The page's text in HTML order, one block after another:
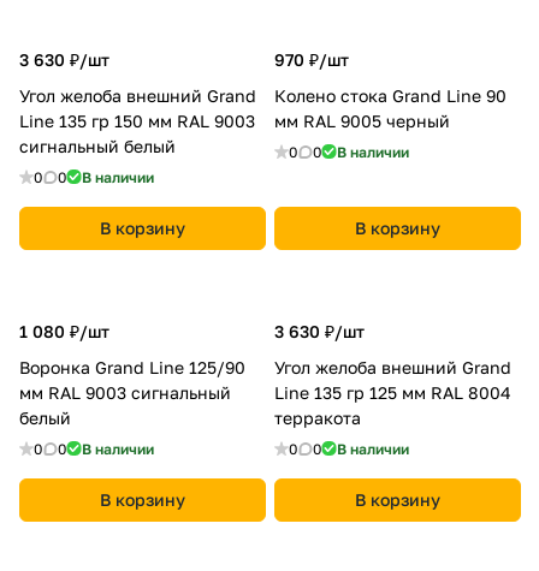
3 630 ₽/шт
Угол желоба внешний Grand
Line 135 гр 150 мм RAL 9003
сигнальный белый
0 0 В наличии
В корзину
970 ₽/шт
Колено стока Grand Line 90
мм RAL 9005 черный
0 0 В наличии
В корзину
1 080 ₽/шт
Воронка Grand Line 125/90
мм RAL 9003 сигнальный
белый
0 0 В наличии
В корзину
3 630 ₽/шт
Угол желоба внешний Grand
Line 135 гр 125 мм RAL 8004
терракота
0 0 В наличии
В корзину